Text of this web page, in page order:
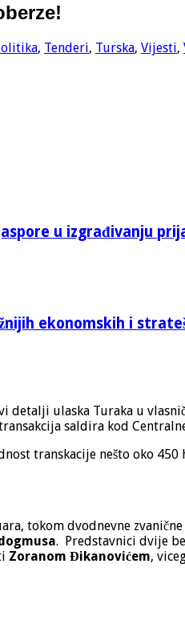
, Tenderi, Turska, Vijesti,
u izgrađivanju
ekonomskih i
detalji ulaska Turaka u
saldira kod
transkacije nešto oko
tokom dvodnevne
. Predstavnici dvije
Zoranom Đikanovićem,